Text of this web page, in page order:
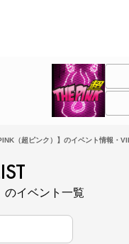
（超ピンク）】のイベント情報・
のイベント一覧